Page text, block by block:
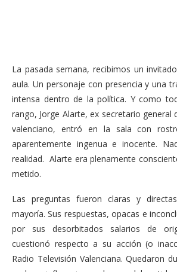
La pasada semana, recibimos un
aula. Un personaje con presencia y una
intensa dentro de la política. Y como
rango, Jorge Alarte, ex secretario general
valenciano, entró en la sala con
aparentemente ingenua e inocente.
realidad. Alarte era plenamente
metido.
Las preguntas fueron claras y
mayoría. Sus respuestas, opacas e
por sus desorbitados salarios de
cuestionó respecto a su acción (o
Radio Televisión Valenciana. Quedaron